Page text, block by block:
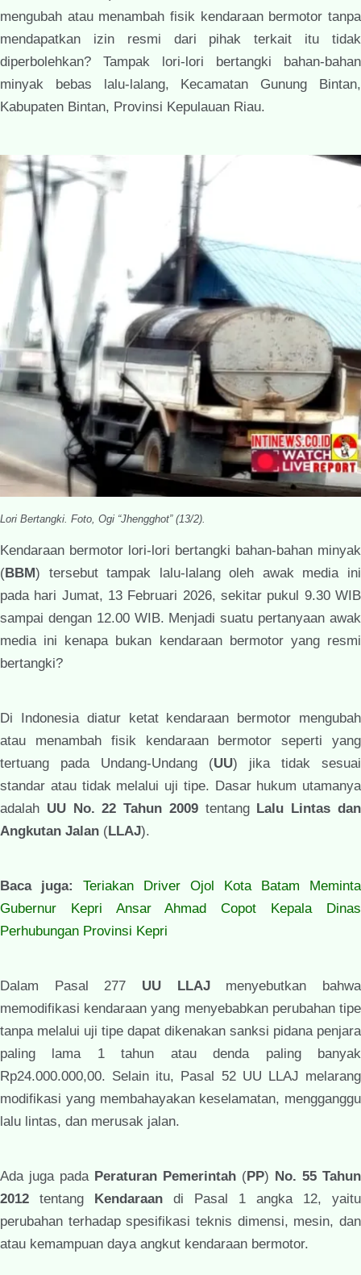
mengubah atau menambah fisik kendaraan bermotor tanpa
mendapatkan izin resmi dari pihak terkait itu tidak
diperbolehkan? Tampak lori-lori bertangki bahan-bahan
minyak bebas lalu-lalang, Kecamatan Gunung Bintan,
Kabupaten Bintan, Provinsi Kepulauan Riau.
Lori Bertangki. Foto, Ogi “Jhengghot” (13/2).
Kendaraan bermotor lori-lori bertangki bahan-bahan minyak
(BBM) tersebut tampak lalu-lalang oleh awak media ini
pada hari Jumat, 13 Februari 2026, sekitar pukul 9.30 WIB
sampai dengan 12.00 WIB. Menjadi suatu pertanyaan awak
media ini kenapa bukan kendaraan bermotor yang resmi
bertangki?
Di Indonesia diatur ketat kendaraan bermotor mengubah
atau menambah fisik kendaraan bermotor seperti yang
tertuang pada Undang-Undang (UU) jika tidak sesuai
standar atau tidak melalui uji tipe. Dasar hukum utamanya
adalah UU No. 22 Tahun 2009 tentangLalu Lintas dan
Angkutan Jalan (LLAJ).
Baca juga:
Teriakan Driver Ojol Kota Batam Meminta
Gubernur Kepri Ansar Ahmad Copot Kepala Dinas
Perhubungan Provinsi Kepri
Dalam Pasal 277 UU LLAJmenyebutkan bahwa
memodifikasi kendaraan yang menyebabkan perubahan tipe
tanpa melalui uji tipe dapat dikenakan sanksi pidana penjara
paling lama 1 tahun atau denda paling banyak
Rp24.000.000,00. Selain itu, Pasal 52 UU LLAJ melarang
modifikasi yang membahayakan keselamatan, mengganggu
lalu lintas, dan merusak jalan.
Ada juga pada Peraturan Pemerintah (PP) No. 55 Tahun
2012 tentang Kendaraan di Pasal 1 angka 12, yaitu
perubahan terhadap spesifikasi teknis dimensi, mesin, dan
atau kemampuan daya angkut kendaraan bermotor.